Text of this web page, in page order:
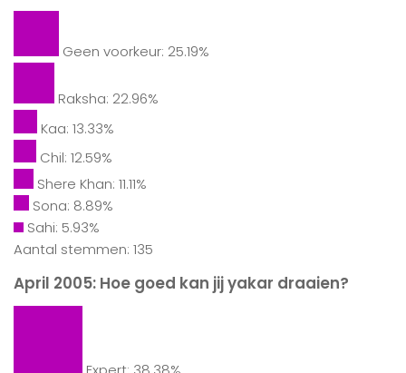
Geen voorkeur: 25.19%
Raksha: 22.96%
Kaa: 13.33%
Chil: 12.59%
Shere Khan: 11.11%
Sona: 8.89%
Sahi: 5.93%
Aantal stemmen: 135
April 2005: Hoe goed kan jij yakar draaien?